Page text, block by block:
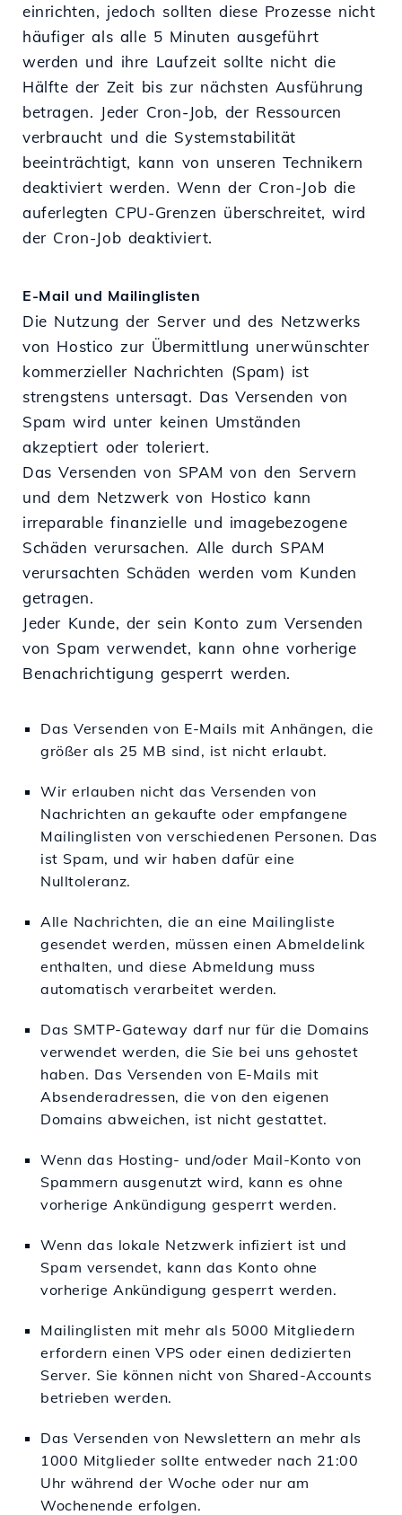
einrichten, jedoch sollten diese Prozesse nicht
häufiger als alle 5 Minuten ausgeführt
werden und ihre Laufzeit sollte nicht die
Hälfte der Zeit bis zur nächsten Ausführung
betragen. Jeder Cron-Job, der Ressourcen
verbraucht und die Systemstabilität
beeinträchtigt, kann von unseren Technikern
deaktiviert werden. Wenn der Cron-Job die
auferlegten CPU-Grenzen überschreitet, wird
der Cron-Job deaktiviert.
E-Mail und Mailinglisten
Die Nutzung der Server und des Netzwerks
von Hostico zur Übermittlung unerwünschter
kommerzieller Nachrichten (Spam) ist
strengstens untersagt. Das Versenden von
Spam wird unter keinen Umständen
akzeptiert oder toleriert.
Das Versenden von SPAM von den Servern
und dem Netzwerk von Hostico kann
irreparable finanzielle und imagebezogene
Schäden verursachen. Alle durch SPAM
verursachten Schäden werden vom Kunden
getragen.
Jeder Kunde, der sein Konto zum Versenden
von Spam verwendet, kann ohne vorherige
Benachrichtigung gesperrt werden.
Das Versenden von E-Mails mit Anhängen, die
größer als 25 MB sind, ist nicht erlaubt.
Wir erlauben nicht das Versenden von
Nachrichten an gekaufte oder empfangene
Mailinglisten von verschiedenen Personen. Das
ist Spam, und wir haben dafür eine
Nulltoleranz.
Alle Nachrichten, die an eine Mailingliste
gesendet werden, müssen einen Abmeldelink
enthalten, und diese Abmeldung muss
automatisch verarbeitet werden.
Das SMTP-Gateway darf nur für die Domains
verwendet werden, die Sie bei uns gehostet
haben. Das Versenden von E-Mails mit
Absenderadressen, die von den eigenen
Domains abweichen, ist nicht gestattet.
Wenn das Hosting- und/oder Mail-Konto von
Spammern ausgenutzt wird, kann es ohne
vorherige Ankündigung gesperrt werden.
Wenn das lokale Netzwerk infiziert ist und
Spam versendet, kann das Konto ohne
vorherige Ankündigung gesperrt werden.
Mailinglisten mit mehr als 5000 Mitgliedern
erfordern einen VPS oder einen dedizierten
Server. Sie können nicht von Shared-Accounts
betrieben werden.
Das Versenden von Newslettern an mehr als
1000 Mitglieder sollte entweder nach 21:00
Uhr während der Woche oder nur am
Wochenende erfolgen.